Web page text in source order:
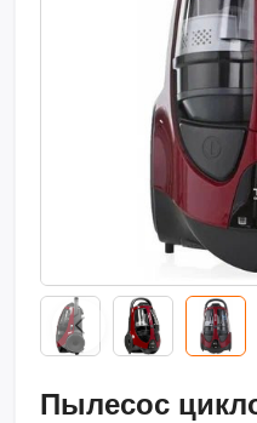
Пылесос